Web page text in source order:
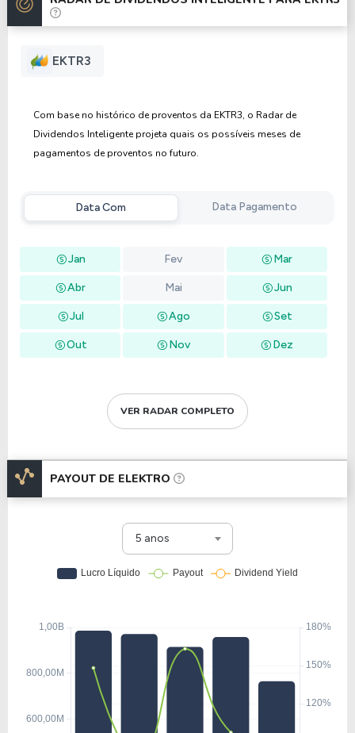
EKTR3
Com base no histórico de proventos da EKTR3, o Radar de
Dividendos Inteligente projeta quais os possíveis meses de
pagamentos de proventos no futuro.
Data Com Data Pagamento
Jan Fev Mar
Abr Mai Jun
Jul Ago Set
Out Nov Dez
VER RADAR COMPLETO
PAYOUT DE ELEKTRO
5 anos